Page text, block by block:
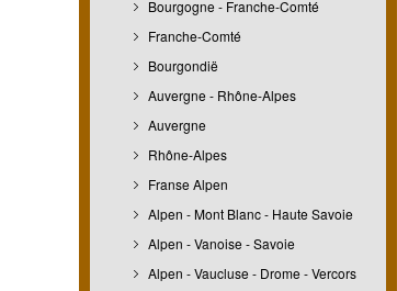
Bourgogne - Franche-Comté
Franche-Comté
Bourgondië
Auvergne - Rhône-Alpes
Auvergne
Rhône-Alpes
Franse Alpen
Alpen - Mont Blanc - Haute Savoie
Alpen - Vanoise - Savoie
Alpen - Vaucluse - Drome - Vercors